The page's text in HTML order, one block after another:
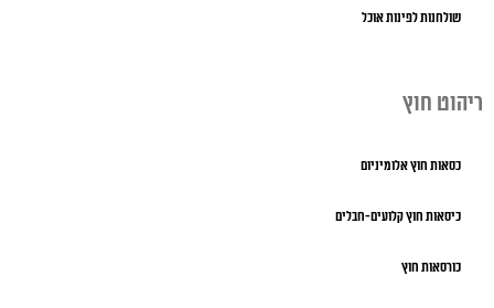
שולחנות לפינות אוכל
ריהוט חוץ
כסאות חוץ אלומיניום
כיסאות חוץ קלועים-חבלים
כורסאות חוץ